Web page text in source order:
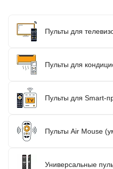
Пульты для
Пульты для
Пульты для Smart-
Пульты Air Mouse
Универсальные